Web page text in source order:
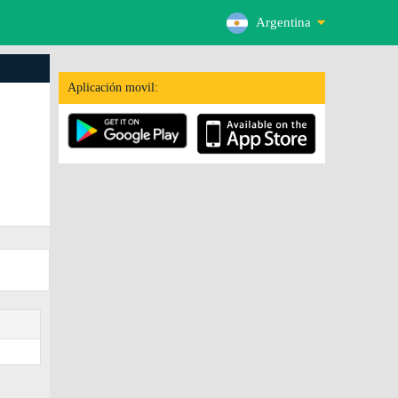
Argentina
Aplicación movil: